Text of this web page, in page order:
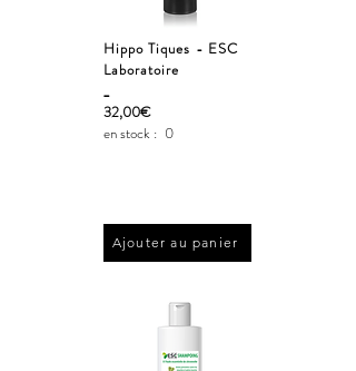
Hippo Tiques - ESC
Laboratoire
_
32,00€
en stock : 0
Ajouter au panier